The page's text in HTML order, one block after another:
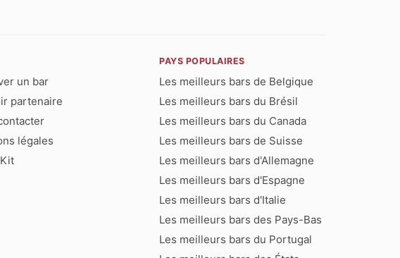
un bar
partenaire
légales
PAYS POPULAIRES
Les meilleurs bars de Belgique
Les meilleurs bars du Brésil
Les meilleurs bars du Canada
Les meilleurs bars de Suisse
Les meilleurs bars d'Allemagne
Les meilleurs bars d'Espagne
Les meilleurs bars d'Italie
Les meilleurs bars des Pays-Bas
Les meilleurs bars du Portugal